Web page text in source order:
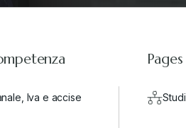
Iva e accise
Pages